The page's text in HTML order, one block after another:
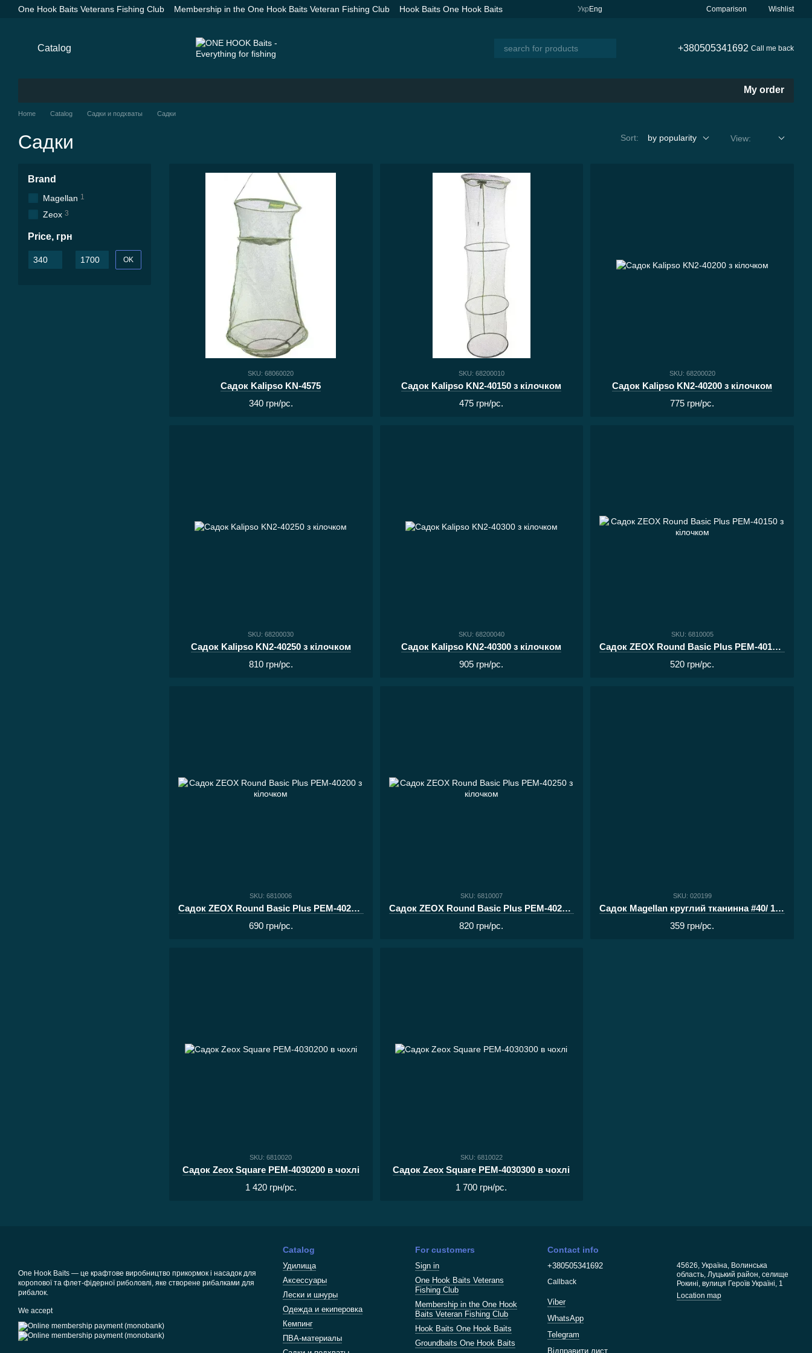
Skip to main content
One Hook Baits Veterans Fishing Club Membership in the One Hook Baits Veteran Fishing Club
Hook Baits One Hook Baits
Укр Eng Comparison Wishlist
Catalog +380505341692 Call me back
My order
Home Catalog Садки и подхваты Садки
Садки Sort: by popularity View:
SKU: 68060020
Садок Kalipso KN-4575
340 грн/pc.
SKU: 68200010
Садок Kalipso KN2-40150 з кілочком
475 грн/pc.
SKU: 68200020
Садок Kalipso KN2-40200 з кілочком
775 грн/pc.
SKU: 68200030
Садок Kalipso KN2-40250 з кілочком
810 грн/pc.
SKU: 68200040
Садок Kalipso KN2-40300 з кілочком
905 грн/pc.
SKU: 6810005
Садок ZEOX Round Basic Plus PEM-40150 з кілочком
520 грн/pc.
SKU: 6810006
Садок ZEOX Round Basic Plus PEM-40200 з кілочком
690 грн/pc.
SKU: 6810007
Садок ZEOX Round Basic Plus PEM-40250 з кілочком
820 грн/pc.
SKU: 020199
Садок Magellan круглий тканинна #40/ 1.8 м
359 грн/pc.
SKU: 6810020
Садок Zeox Square PEM-4030200 в чохлі
1 420 грн/pc.
SKU: 6810022
Садок Zeox Square PEM-4030300 в чохлі
1 700 грн/pc.
Brand
Magellan 1
Zeox 3
Price, грн
From Price, грн
To Price, грн OK
One Hook Baits — це крафтове виробництво прикормок і насадок для
коропової та флет-фідерної риболовлі, яке створене рибалками для
рибалок.
We accept
Catalog
Удилища
Аксессуары
Лески и шнуры
Одежда и екиперовка
Кемпинг
ПВА-материалы
For customers
Sign in
One Hook Baits Veterans
Fishing Club
Membership in the One Hook
Baits Veteran Fishing Club
Hook Baits One Hook Baits
Groundbaits One Hook Baits
Contact info
+380505341692
Callback
Viber
WhatsApp
Telegram
Відправити лист
45626, Україна, Волинська
область, Луцький район, селище
Рокині, вулиця Героїв Україні, 1
Location map